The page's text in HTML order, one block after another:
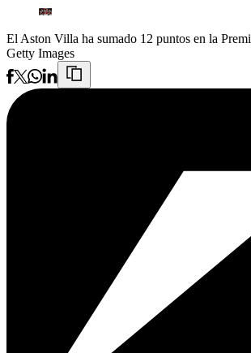
El Aston Villa ha sumado 12 puntos en la
Getty Images